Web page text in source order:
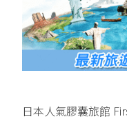
日本人氣膠囊旅館